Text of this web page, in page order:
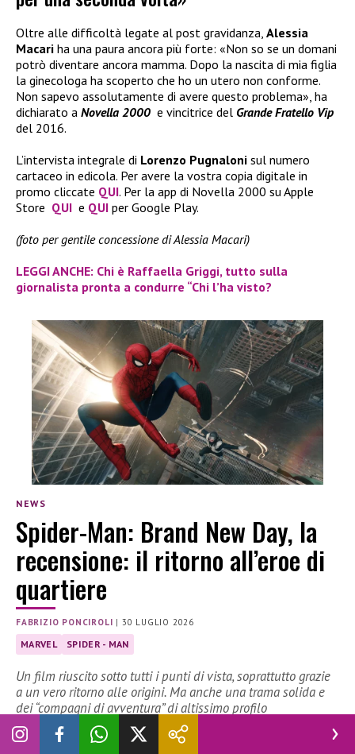
Oltre alle difficoltà legate al post gravidanza, Alessia
Macari ha una paura ancora più forte: «Non so se un domani
potrò diventare ancora mamma. Dopo la nascita di mia figlia
la ginecologa ha scoperto che ho un utero non conforme.
Non sapevo assolutamente di avere questo problema», ha
dichiarato a Novella 2000 e vincitrice del Grande Fratello Vip
del 2016.
L’intervista integrale di Lorenzo Pugnaloni sul numero
cartaceo in edicola. Per avere la vostra copia digitale in
promo cliccate QUI. Per la app di Novella 2000 su Apple
Store QUI e QUI per Google Play.
(foto per gentile concessione di Alessia Macari)
LEGGI ANCHE: Chi è Raffaella Griggi, tutto sulla
giornalista pronta a condurre “Chi l’ha visto?
NEWS
Spider-Man: Brand New Day, la
recensione: il ritorno all’eroe di
quartiere
FABRIZIO PONCIROLI | 30 LUGLIO 2026
MARVEL SPIDER - MAN
Un film riuscito sotto tutti i punti di vista, soprattutto grazie
a un vero ritorno alle origini. Ma anche una trama solida e
dei “compagni di avventura” di altissimo profilo
Presente ancheNovella 2000all’anteprima per la stampa di